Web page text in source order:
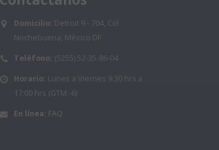
Domicilio: Detroit 9 - 704, Col
Nochebuena, México DF
Teléfono: (5255) 52-35-86-04
Horario: Lunes a Viernes 9:30 hrs a
17:00 hrs (GTM -6)
En línea: FAQ